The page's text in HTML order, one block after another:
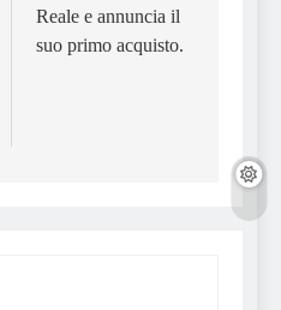
Reale e annuncia il
suo primo acquisto.